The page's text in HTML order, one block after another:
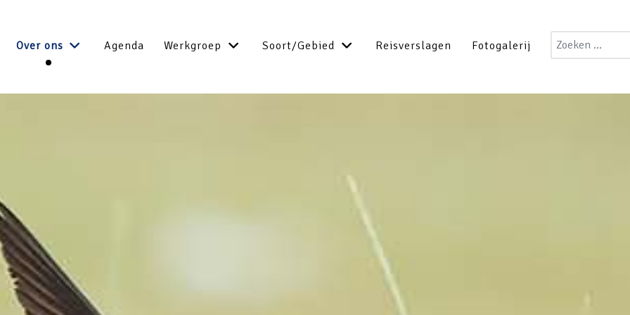
Over ons Agenda Werkgroep Soort/Gebied Reisverslagen Fotogalerij
Zoeken